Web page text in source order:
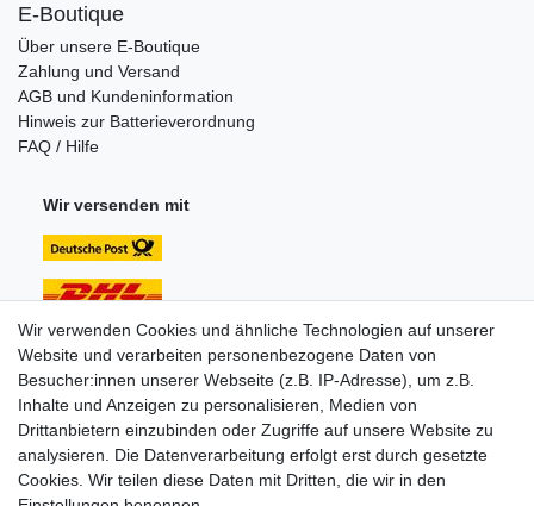
E-Boutique
Über unsere E-Boutique
Zahlung und Versand
AGB und Kundeninformation
Hinweis zur Batterieverordnung
FAQ / Hilfe
Wir versenden mit
Unsere Zahlungsarten:
Wir verwenden Cookies und ähnliche Technologien auf unserer
Website und verarbeiten personenbezogene Daten von
Besucher:innen unserer Webseite (z.B. IP-Adresse), um z.B.
Inhalte und Anzeigen zu personalisieren, Medien von
Drittanbietern einzubinden oder Zugriffe auf unsere Website zu
analysieren. Die Datenverarbeitung erfolgt erst durch gesetzte
Cookies. Wir teilen diese Daten mit Dritten, die wir in den